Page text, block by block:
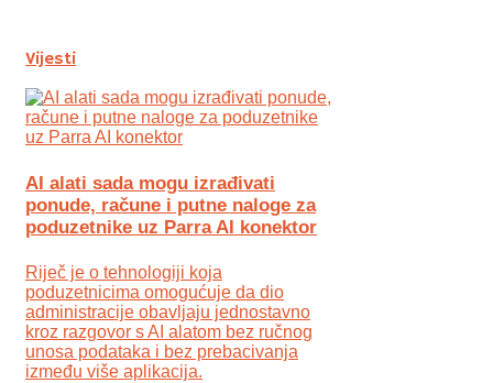
Vijesti
AI alati sada mogu izrađivati
ponude, račune i putne naloge za
poduzetnike uz Parra AI konektor
Riječ je o tehnologiji koja
poduzetnicima omogućuje da dio
administracije obavljaju jednostavno
kroz razgovor s AI alatom bez ručnog
unosa podataka i bez prebacivanja
između više aplikacija.